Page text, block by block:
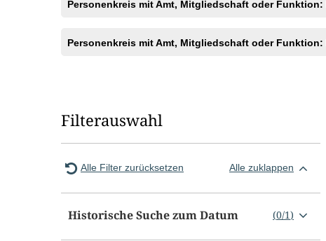
Personenkreis mit Amt, Mitgliedschaft oder Funktion:
Personenkreis mit Amt, Mitgliedschaft oder Funktion:
Filterauswahl
Alle Filter zurücksetzen Alle zuklappen
Historische Suche zum Datum (0/1)